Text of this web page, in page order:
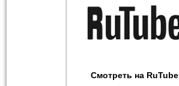
Смотреть на RuTube